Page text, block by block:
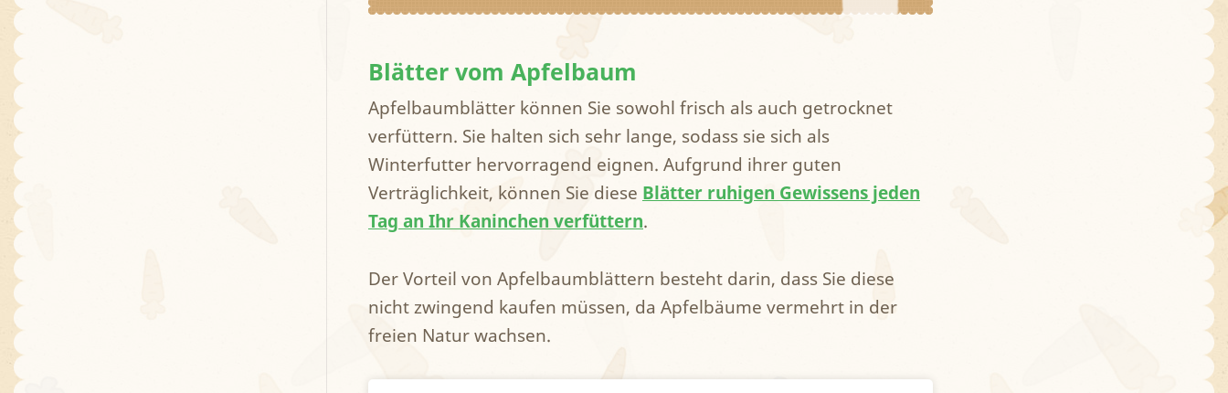
Blätter vom Apfelbaum
Apfelbaumblätter können Sie sowohl frisch als auch getrocknet
verfüttern. Sie halten sich sehr lange, sodass sie sich als
Winterfutter hervorragend eignen. Aufgrund ihrer guten
Verträglichkeit, können Sie diese Blätter ruhigen Gewissens jeden
Tag an Ihr Kaninchen verfüttern.
Der Vorteil von Apfelbaumblättern besteht darin, dass Sie diese
nicht zwingend kaufen müssen, da Apfelbäume vermehrt in der
freien Natur wachsen.